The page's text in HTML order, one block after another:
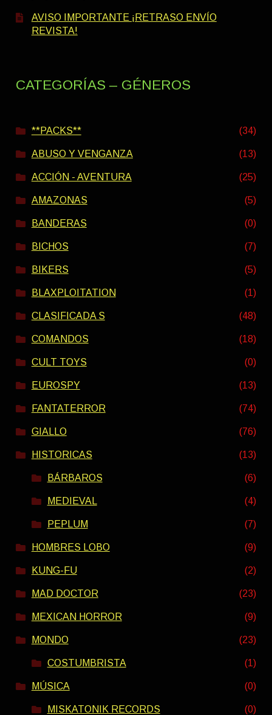
AVISO IMPORTANTE ¡RETRASO ENVÍO
REVISTA!
CATEGORÍAS – GÉNEROS
**PACKS** (34)
ABUSO Y VENGANZA (13)
ACCIÓN - AVENTURA (25)
AMAZONAS (5)
BANDERAS (0)
BICHOS (7)
BIKERS (5)
BLAXPLOITATION (1)
CLASIFICADA S (48)
COMANDOS (18)
CULT TOYS (0)
EUROSPY (13)
FANTATERROR (74)
GIALLO (76)
HISTORICAS (13)
BÁRBAROS (6)
MEDIEVAL (4)
PEPLUM (7)
HOMBRES LOBO (9)
KUNG-FU (2)
MAD DOCTOR (23)
MEXICAN HORROR (9)
MONDO (23)
COSTUMBRISTA (1)
MÚSICA (0)
MISKATONIK RECORDS (0)